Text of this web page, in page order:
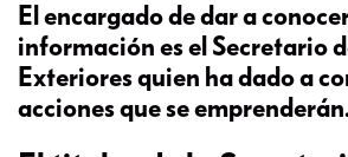
El encargado de dar a
información es el Secretario
Exteriores quien ha dado a
acciones que se